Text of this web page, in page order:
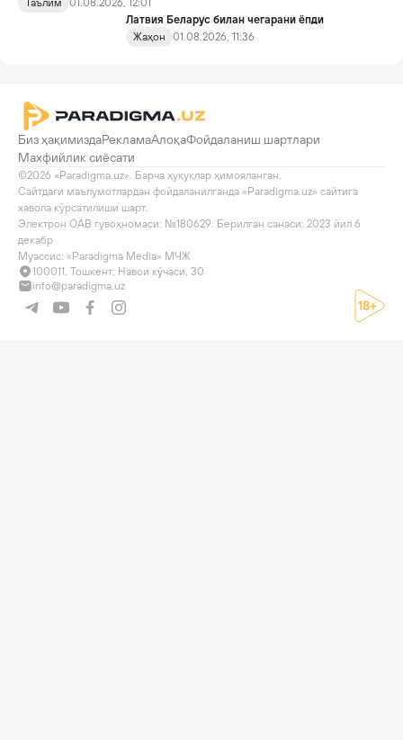
аризалар қабули бошланди.
Таълим
01.08.2026, 12:01
Латвия Беларус билан чегарани ёпди
Жаҳон
01.08.2026, 11:36
Биз ҳақимиздаРекламаАлоқаФойдаланиш шартлари
Махфийлик сиёсати
©2026 «Paradigma.uz». Барча ҳуқуқлар ҳимояланган.
Сайтдаги маълумотлардан фойдаланилганда «Paradigma.uz» сайтига
хавола кўрсатилиши шарт.
Электрон ОАВ гувоҳномаси: №180629. Берилган санаси: 2023 йил 6
декабр
Муассис: «Paradigma Media» МЧЖ
100011, Тошкент, Навои кўчаси, 30
info@paradigma.uz